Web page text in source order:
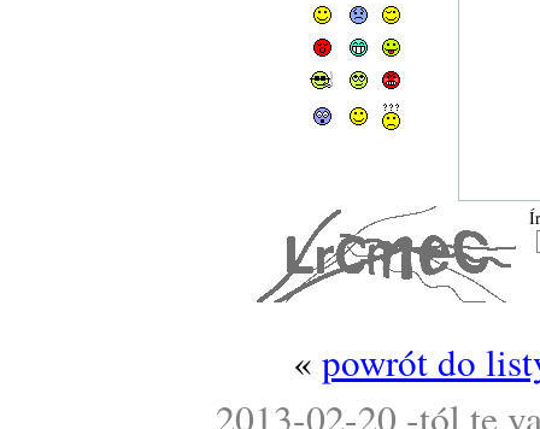
« powrót do
2013-02-20 -tól te